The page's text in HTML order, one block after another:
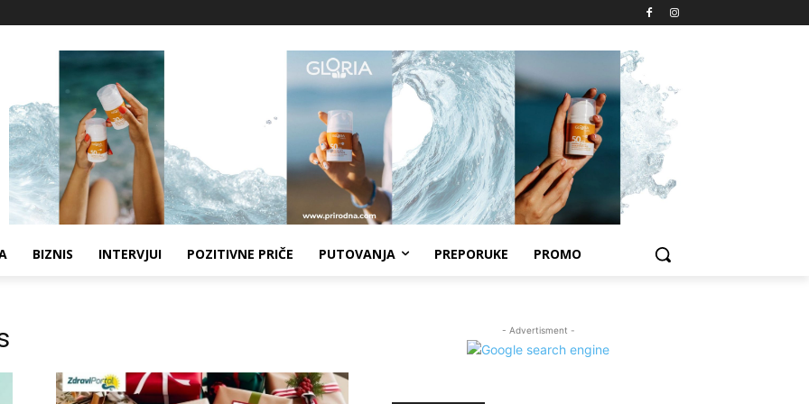
BIZNIS INTERVJUI POZITIVNE PRIČE PUTOVANJA PREPORUKE PROMO
- Advertisment -